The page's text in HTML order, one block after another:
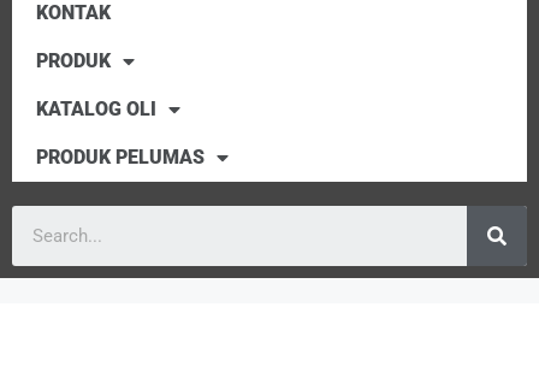
KONTAK
PRODUK
KATALOG OLI
PRODUK PELUMAS